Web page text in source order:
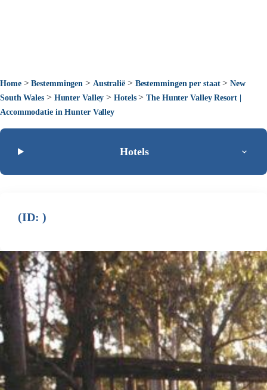
Home>Bestemmingen > Australië> Bestemmingen per staat>New
South Wales> Hunter Valley >Hotels>The Hunter Valley Resort |
Accommodatie in Hunter Valley
Hotels
(ID: )